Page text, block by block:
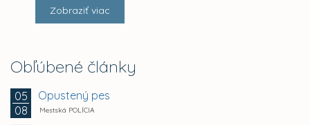
Zobraziť viac
Obľúbené články
05
08
Opustený pes
Mestská POLÍCIA